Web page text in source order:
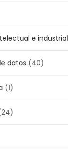
e industrial
datos (40)
(1)